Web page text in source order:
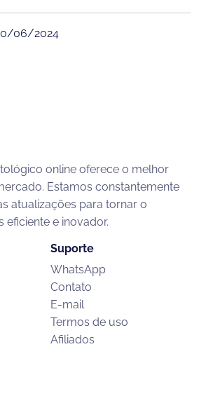
06/2024
online oferece o melhor
Estamos constantemente
atualizações para tornar o
eficiente e inovador.
Suporte
WhatsApp
Contato
E-mail
Termos de uso
Afiliados